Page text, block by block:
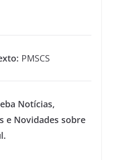
PMSCS
Notícias,
e Novidades sobre